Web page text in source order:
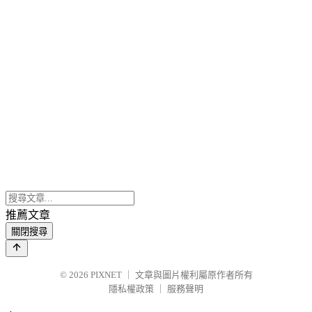
推薦文章
關閉搜尋
© 2026 PIXNET
文章與圖片權利屬原作者所有
隱私權政策
服務聲明